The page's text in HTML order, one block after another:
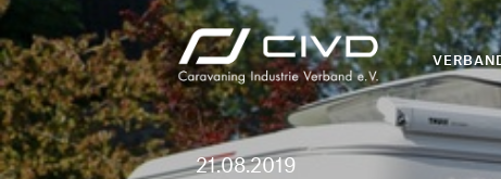
21.08.2019